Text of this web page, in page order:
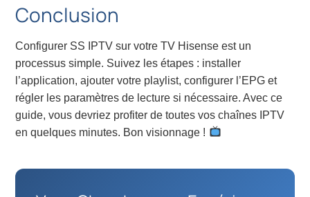
Conclusion
Configurer SS IPTV sur votre TV Hisense est un
processus simple. Suivez les étapes : installer
l’application, ajouter votre playlist, configurer l’EPG et
régler les paramètres de lecture si nécessaire. Avec ce
guide, vous devriez profiter de toutes vos chaînes IPTV
en quelques minutes. Bon visionnage !